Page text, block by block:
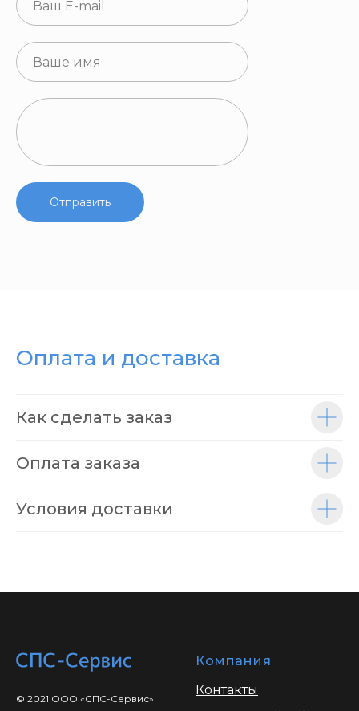
Отправить
Оплата и доставка
Как сделать заказ
Оплата заказа
Условия доставки
© 2021 ООО «СПС-Сервис»
Компания
Контакты